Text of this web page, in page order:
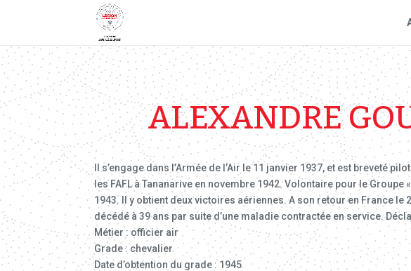
ALEXANDRE
Il s’engage dans l’Armée de l’Air le 11 janvier 1937, et est breveté
les FAFL à Tananarive en novembre 1942. Volontaire pour le
1943. Il y obtient deux victoires aériennes. A son retour en France
décédé à 39 ans par suite d’une maladie contractée en service.
Métier : officier air
Grade : chevalier
Date d’obtention du grade : 1945